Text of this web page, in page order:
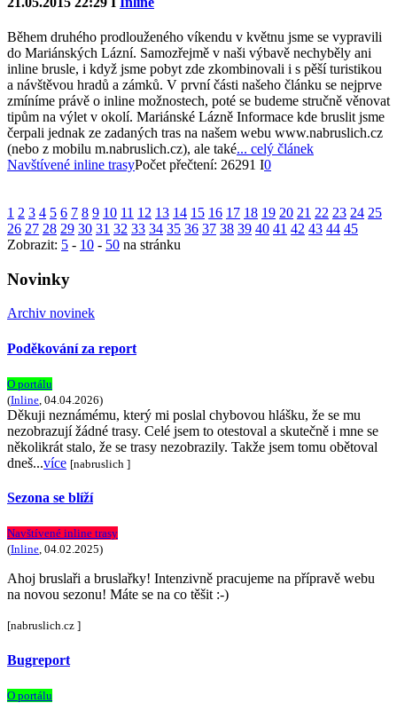
Během druhého prodlouženého víkendu v květnu jsme se vypravili
do Mariánských Lázní. Samozřejmě v naši výbavě nechyběly ani
inline brusle, i když jsme pobyt zde zkombinovali i s pěší turistikou
a návštěvou hradů a zámků. V první části našeho článku se nejprve
zmíníme právě o inline možnostech, poté se budeme stručně věnovat
tipům na výlet v okolí. Mariánské Lázně Informace kde bruslit jsme
čerpali jednak ze zadaných tras na našem webu www.nabruslich.cz
(nebo z mobilu m.nabruslich.cz), ale také... celý článek
Navštívené inline trasyPočet přečtení: 26291 I0
1 2 3 4 5 6 7 8 9 10 11 12 13 14 15 16 17 18 19 20 21 22 23 24 25
26 27 28 29 30 31 32 33 34 35 36 37 38 39 40 41 42 43 44 45
Zobrazit: 5 - 10 - 50 na stránku
Novinky
Archiv novinek
Poděkování za report
O portálu
(Inline , 04.04.2026)
Děkuji neznámému, který mi poslal chybovou hlášku, že se mu
nezobrazují žádné trasy. Celé jsem to otestoval a skutečně i mne se
několikrát stalo, že se trasy nezobrazily. Takže jsem tomu obětoval
dneš...více [nabruslich ]
Sezona se blíží
Navštívené inline trasy
(Inline, 04.02.2025)
Ahoj bruslaři a bruslařky! Intenzivně pracujeme na přípravě webu
na novou sezonu! Máte se na co těšit :-)
[nabruslich.cz ]
Bugreport
O portálu